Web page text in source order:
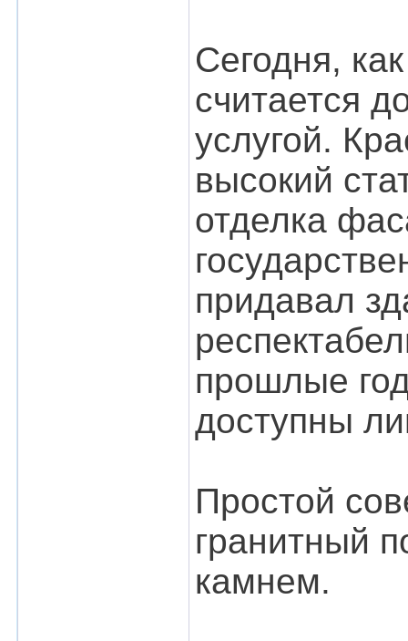
Сегодня,
считается
услугой.
высокий
отделка
придавал
прошлые
доступны
Простой
гранитный
камнем.